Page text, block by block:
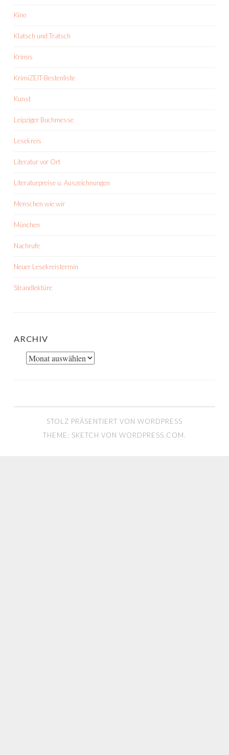
Kino
Klatsch und Tratsch
Krimis
KrimiZEIT-Bestenliste
Kunst
Leipziger Buchmesse
Lesekreis
Literatur vor Ort
Literaturpreise u. Auszeichnungen
Menschen wie wir
München
Nachrufe
Neuer Lesekreistermin
Strandlektüre
ARCHIV
Archiv
STOLZ PRÄSENTIERT VON WORDPRESS
THEME: SKETCH VON WORDPRESS.COM